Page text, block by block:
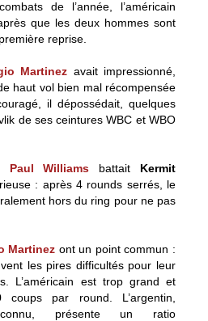
de l’année, l’américain
que les deux hommes sont
reprise.
Martinez avait impressionné,
haut vol bien mal récompensée
il dépossédait, quelques
de ses ceintures WBC et WBO
Paul Williams battait Kermit
: après 4 rounds serrés, le
hors du ring pour ne pas
Martinez ont un point commun :
les pires difficultés pour leur
L’américain est trop grand et
par round. L’argentin,
présente un ratio